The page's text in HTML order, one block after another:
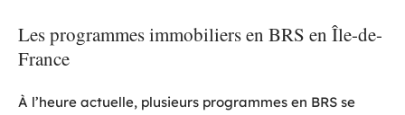
Les programmes immobiliers en BRS en Île-de-
France
À l’heure actuelle, plusieurs programmes en BRS se